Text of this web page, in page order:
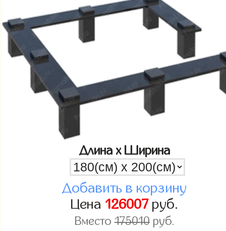
Длина x Ширина
Добавить в корзину
Цена 126007руб.
Вместо175010руб.